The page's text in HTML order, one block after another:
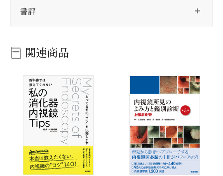
書評
関連商品